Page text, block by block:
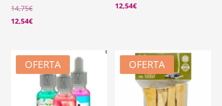
14,75€
12,54€
12,54€
OFERTA OFERTA